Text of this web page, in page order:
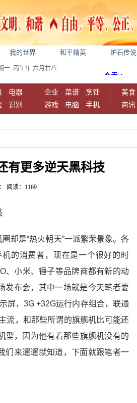
我的世界 和平精英 炉石传说
一 丙午年 六月廿八
电器
识别
企业 菜谱
烹饪
游戏
电脑 手机
美食
商讯
有更多逆天黑科技
阅读：1169
却是“热火朝天”一派繁荣景象。各
的消费者，现在是一个很好的时
、小米、锤子等品牌商都有新的动
发布会，其中一场就是今天笔者要
，3G +32G运行内存组合，联通
流，和那些所谓的旗舰机比可能还
型，因为他有着那些旗舰机没有的
们来遛遛就知道，下面就跟笔者一